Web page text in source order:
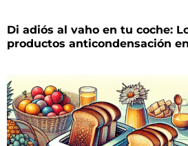
Di adiós al vaho en tu coche:
productos anticondensación